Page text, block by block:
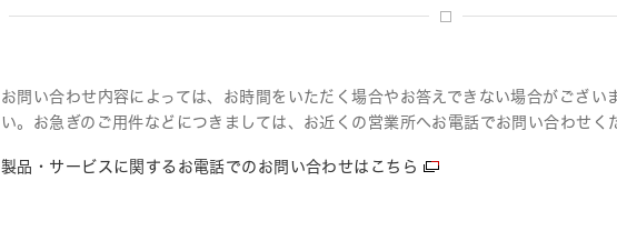
お問い合わせ内容によっては、お時間をいただく場合やお答えできない場合がござい
い。お急ぎのご用件などにつきましては、お近くの営業所へお電話でお問い合わせく
製品・サービスに関するお電話でのお問い合わせはこちら